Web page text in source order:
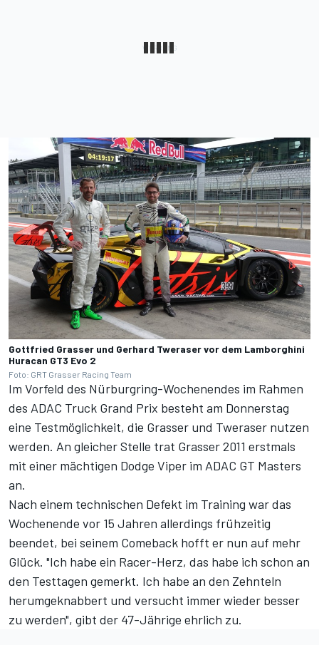
Gottfried Grasser und Gerhard Tweraser vor dem Lamborghini
Huracan GT3 Evo 2
Foto: GRT Grasser Racing Team
Im Vorfeld des Nürburgring-Wochenendes im Rahmen
des ADAC Truck Grand Prix besteht am Donnerstag
eine Testmöglichkeit, die Grasser und Tweraser nutzen
werden. An gleicher Stelle trat Grasser 2011 erstmals
mit einer mächtigen Dodge Viper im ADAC GT Masters
an.
Nach einem technischen Defekt im Training war das
Wochenende vor 15 Jahren allerdings frühzeitig
beendet, bei seinem Comeback hofft er nun auf mehr
Glück. "Ich habe ein Racer-Herz, das habe ich schon an
den Testtagen gemerkt. Ich habe an den Zehnteln
herumgeknabbert und versucht immer wieder besser
zu werden", gibt der 47-Jährige ehrlich zu.